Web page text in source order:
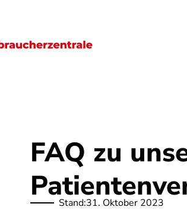
Digitales Lebensmittel
FAQ zu
Stand:31. Oktober 2023